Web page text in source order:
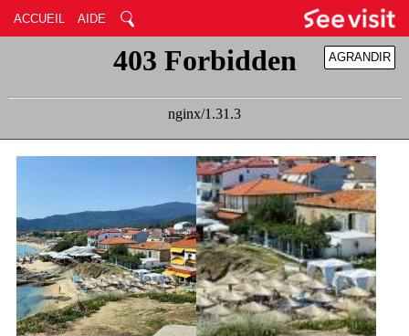
ACCUEIL AIDE
RÉDUIRE
AGRANDIR